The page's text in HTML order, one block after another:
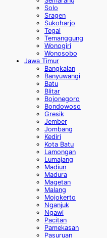
Solo
Sragen
Sukoharjo
Tegal
Temanggung
Wonogiri
Wonosobo
Jawa Timur
Bangkalan
Banyuwangi
Batu
Blitar
Bojonegoro
Bondowoso
Gresik
Jember
Jombang
Kediri
Kota Batu
Lamongan
Lumajang
Madiun
Madura
Magetan
Malang
Mojokerto
Nganjuk
Ngawi
Pacitan
Pamekasan
Pasuruan